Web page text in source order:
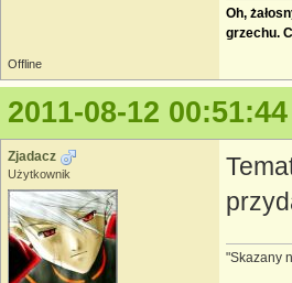
Oh,
grzechu.
Offline
2011-08-12 00:51:44
Zjadacz
Użytkownik
"Skazany